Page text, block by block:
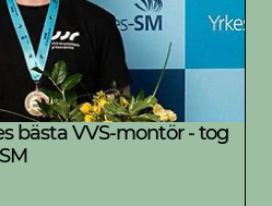
bästa VVS-montör - tog